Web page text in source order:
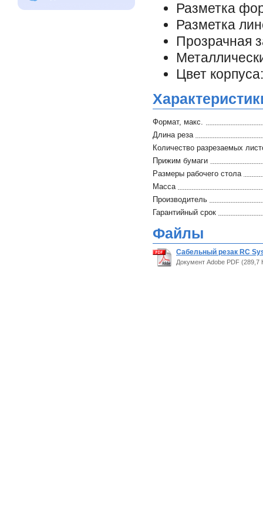
Разметка
Разметка
Прозрачная
Цвет
Формат, макс.
Длина реза
Количество разрезаемых
Прижим бумаги
Размеры рабочего стола
Масса
Производитель
Гарантийный срок
Файлы
Сабельный резак RC
Документ Adobe PDF (289,7